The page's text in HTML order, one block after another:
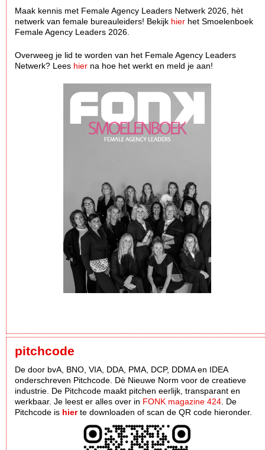
Maak kennis met Female Agency Leaders Netwerk 2026, hèt
netwerk van female bureauleiders! Bekijk hier het Smoelenboek
Female Agency Leaders 2026.
Overweeg je lid te worden van het Female Agency Leaders
Netwerk? Lees hier na hoe het werkt en meld je aan!
pitchcode
De door bvA, BNO, VIA, DDA, PMA, DCP, DDMA en IDEA
onderschreven Pitchcode. Dè Nieuwe Norm voor de creatieve
industrie. De Pitchcode maakt pitchen eerlijk, transparant en
werkbaar. Je leest er alles over in FONK magazine 424 . De
Pitchcode is hierte downloaden of scan de QR code hieronder.